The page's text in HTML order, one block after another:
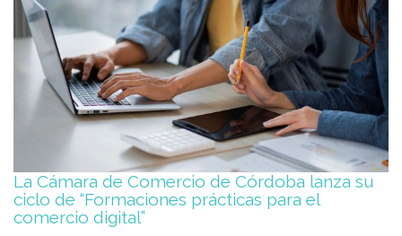
La Cámara de Comercio de Córdoba lanza su
ciclo de “Formaciones prácticas para el
comercio digital”